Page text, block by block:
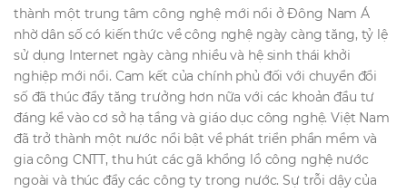
thành một trung tâm công nghệ mới nổi ở Đông Nam Á
nhờ dân số có kiến thức về công nghệ ngày càng tăng, tỷ lệ
sử dụng Internet ngày càng nhiều và hệ sinh thái khởi
nghiệp mới nổi. Cam kết của chính phủ đối với chuyển đổi
số đã thúc đẩy tăng trưởng hơn nữa với các khoản đầu tư
đáng kể vào cơ sở hạ tầng và giáo dục công nghệ. Việt Nam
đã trở thành một nước nổi bật về phát triển phần mềm và
gia công CNTT, thu hút các gã khổng lồ công nghệ nước
ngoài và thúc đẩy các công ty trong nước. Sự trỗi dậy của